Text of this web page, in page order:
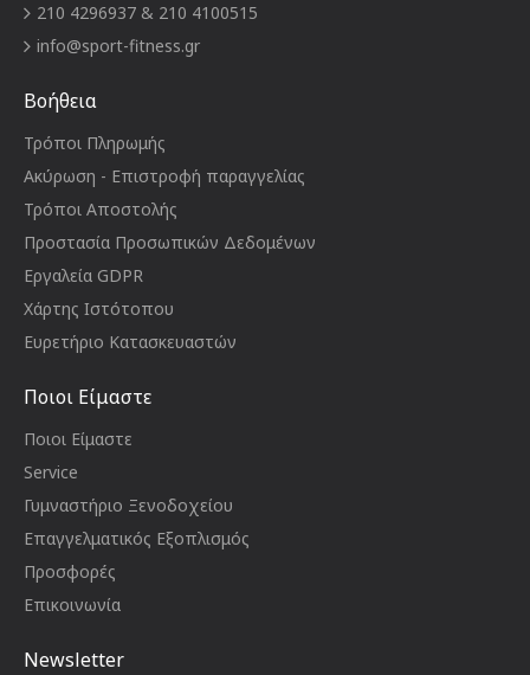
210 4296937 & 210 4100515
info@sport-fitness.gr
Βοήθεια
Τρόποι Πληρωμής
Ακύρωση - Επιστροφή παραγγελίας
Τρόποι Αποστολής
Προστασία Προσωπικών Δεδομένων
Εργαλεία GDPR
Χάρτης Ιστότοπου
Ευρετήριο Κατασκευαστών
Ποιοι Είμαστε
Ποιοι Είμαστε
Service
Γυμναστήριο Ξενοδοχείου
Επαγγελματικός Εξοπλισμός
Προσφορές
Επικοινωνία
Newsletter